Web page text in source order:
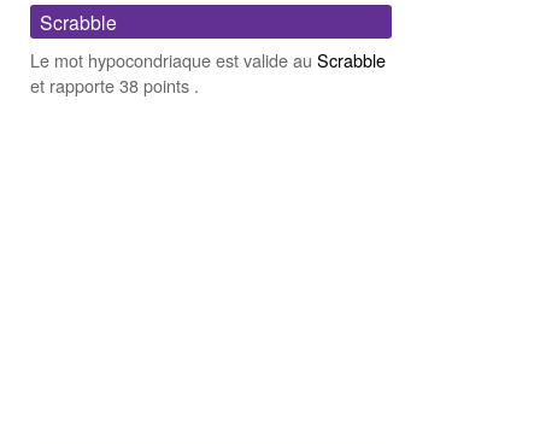
Scrabble
Le mot hypocondriaque est valide au Scrabble
et rapporte 38 points .